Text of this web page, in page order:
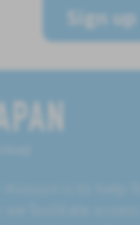
Sign up